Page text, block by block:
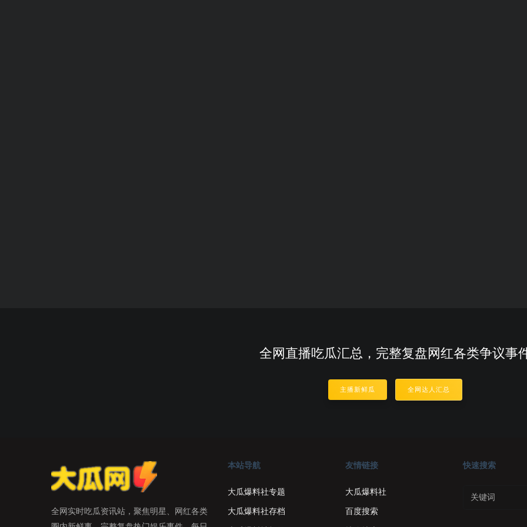
全网直播吃瓜汇总，完整复盘网红各类争议事
主播新鲜瓜 全网达人汇总
全网实时吃瓜资讯站，聚焦明星、网红各类
本站导航
大瓜爆料社专题
大瓜爆料社存档
友情链接
大瓜爆料社
百度搜索
快速搜索